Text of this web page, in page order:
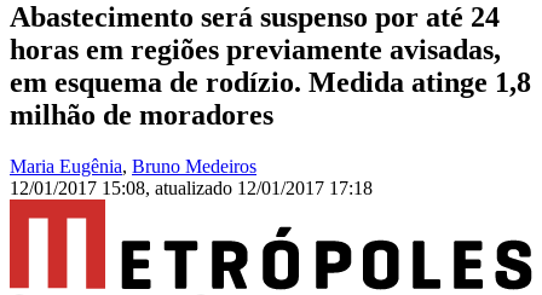
Abastecimento será suspenso por até 24
horas em regiões previamente avisadas,
em esquema de rodízio. Medida atinge 1,8
milhão de moradores
Maria Eugênia, Bruno Medeiros
12/01/2017 15:08, atualizado 12/01/2017 17:18